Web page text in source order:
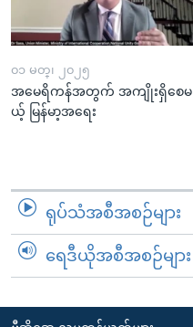
၀၁ မတ္၊ ၂၀၂၅
အမေရိကန်အတွက် အကျိုးရှိစေမ
ယ့် မြန်မာ့အရေး
ရုပ်သံအစီအစဉ်များ
ရေဒီယိုအစီအစဉ်များ